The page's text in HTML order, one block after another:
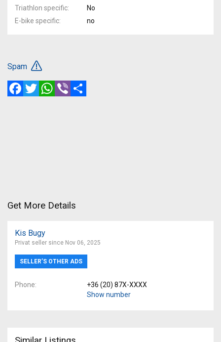
Triathlon specific
No
E-bike specific
no
Spam
FacebookTwitterWhatsApp
Viber
Get More Details
Kis Bugy
Privat seller since Nov 06, 2025
SELLER’S OTHER ADS
Phone
+36 (20) 87X-XXXX
Show number